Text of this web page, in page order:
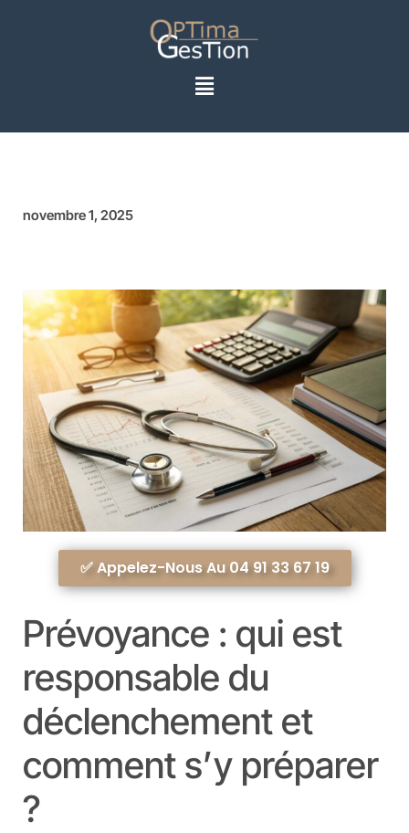
novembre 1, 2025
✅ Appelez-Nous Au 04 91 33 67 19
Prévoyance : qui est
responsable du
déclenchement et
comment s’y préparer
?